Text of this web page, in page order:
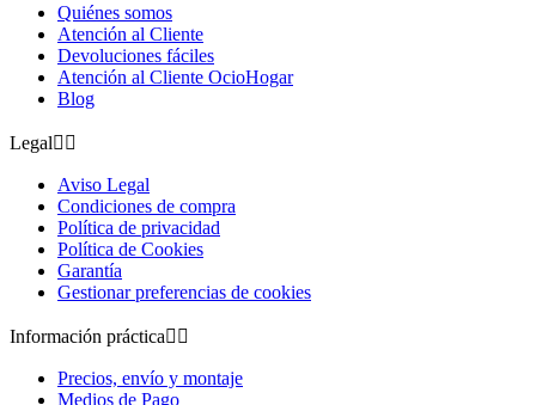
Quiénes somos
Atención al Cliente
Devoluciones fáciles
Atención al Cliente OcioHogar
Blog
Legal 
Aviso Legal
Condiciones de compra
Política de privacidad
Política de Cookies
Garantía
Gestionar preferencias de cookies
Información práctica 
Precios, envío y montaje
Medios de Pago